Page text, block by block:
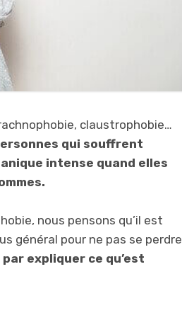
claustrophobie…
qui souffrent
intense quand elles
nous pensons qu’il est
général pour ne pas se perdre
expliquer ce qu’est